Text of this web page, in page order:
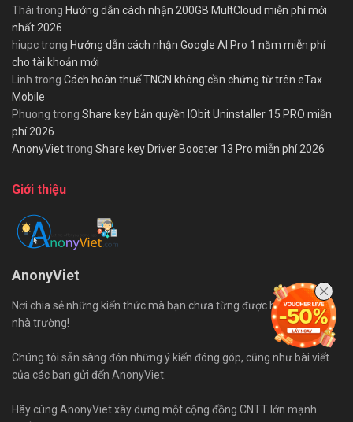
Thái trong Hướng dẫn cách nhận 200GB MultCloud miễn phí mới
nhất 2026
hiupctrong Hướng dẫn cách nhận Google AI Pro 1 năm miễn phí
cho tài khoản mới
Linh trong Cách hoàn thuế TNCN không cần chứng từ trên eTax
Mobile
Phuong trong Share key bản quyền IObit Uninstaller 15 PRO miễn
phí 2026
AnonyViettrong Share key Driver Booster 13 Pro miễn phí 2026
Giới thiệu
AnonyViet
Nơi chia sẻ những kiến thức mà bạn chưa từng được học trên ghế
nhà trường!
Chúng tôi sẵn sàng đón những ý kiến đóng góp, cũng như bài viết
của các bạn gửi đến AnonyViet.
Hãy cùng AnonyViet xây dựng một cộng đồng CNTT lớn mạnh